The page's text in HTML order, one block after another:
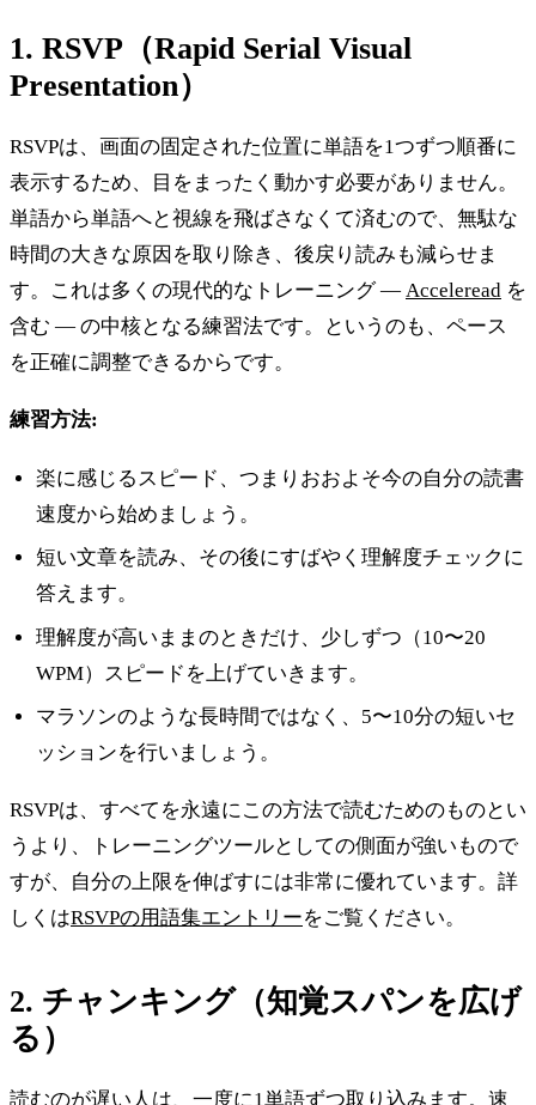
1. RSVP（Rapid Serial Visual
Presentation）
RSVPは、画面の固定された位置に単語を1つずつ順番に
表示するため、目をまったく動かす必要がありません。
単語から単語へと視線を飛ばさなくて済むので、無駄な
時間の大きな原因を取り除き、後戻り読みも減らせま
す。これは多くの現代的なトレーニング — Acceleread を
含む — の中核となる練習法です。というのも、ペース
を正確に調整できるからです。
練習方法:
楽に感じるスピード、つまりおおよそ今の自分の読書
速度から始めましょう。
短い文章を読み、その後にすばやく理解度チェックに
答えます。
理解度が高いままのときだけ、少しずつ（10〜20
WPM）スピードを上げていきます。
マラソンのような長時間ではなく、5〜10分の短いセ
ッションを行いましょう。
RSVPは、すべてを永遠にこの方法で読むためのものとい
うより、トレーニングツールとしての側面が強いもので
すが、自分の上限を伸ばすには非常に優れています。詳
しくはRSVPの用語集エントリーをご覧ください。
2. チャンキング（知覚スパンを広げ
る）
読むのが遅い人は、一度に1単語ずつ取り込みます。速